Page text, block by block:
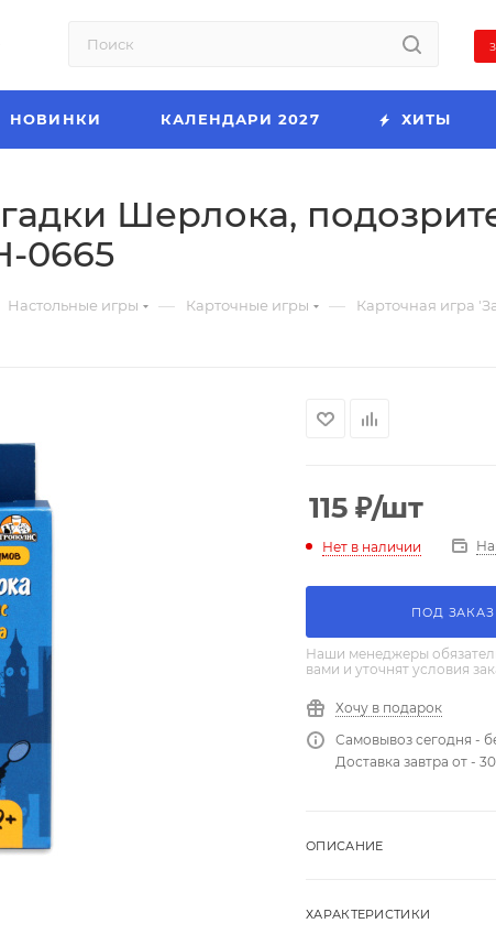
НОВИНКИ КАЛЕНДАРИ 2027 ХИТЫ
Шерлока,
0665
Настольные игры — Карточные игры — Карточная игра
115 ₽/шт
Нет в наличии
ПОД ЗАКАЗ
Наши менеджеры
вами и уточнят условия
Хочу в подарок
Самовывоз сегодня -
Доставка завтра от -
ОПИСАНИЕ
ХАРАКТЕРИСТИКИ